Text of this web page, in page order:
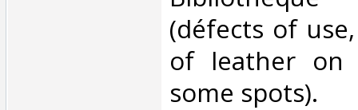
(défects of
of leather on
some spots). ‎